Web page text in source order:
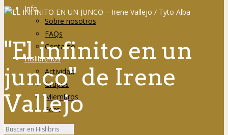
Info
Sobre nosotros
FAQs
Contacto
Hislibreños
Actividad
Grupos
Miembros
Foro
"El infinito en un
junco" de Irene
Vallejo